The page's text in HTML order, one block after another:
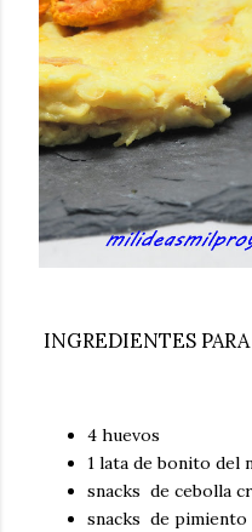
INGREDIENTES
4 huevos
1 lata de bonito del
snacks de cebolla
snacks de pimiento